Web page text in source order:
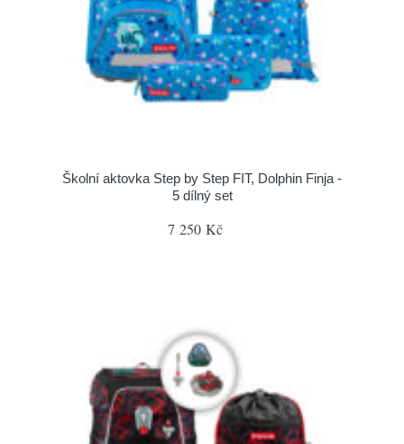
Školní aktovka Step by Step FIT, Dolphin Finja -
5 dílný set
7 250 Kč